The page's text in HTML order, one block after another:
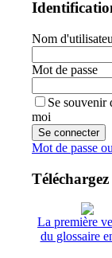
Nom
Mot de passe
Se souvenir
moi
Mot de passe
Téléchargez
La première
du glossaire